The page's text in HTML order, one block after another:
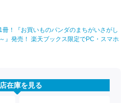
！『お買いものパンダのまちがいさがし
』発売！ 楽天ブックス限定でPC・スマホ
在庫を見る